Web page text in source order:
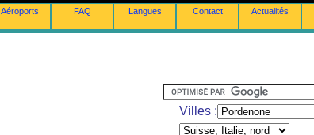
Aéroports FAQ Langues Contact Actualités
Villes :